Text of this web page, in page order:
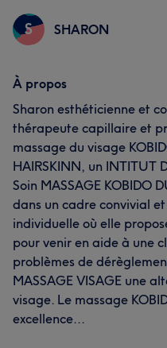
S SHARON
À propos
Sharon esthéticienne et
thérapeute capillaire et
massage du visage
HAIRSKINN, un INTITUT
Soin MASSAGE KOBIDO
dans un cadre convivial
individuelle où elle
pour venir en aide à une
problèmes de
MASSAGE VISAGE une
visage. Le massage
excellence...